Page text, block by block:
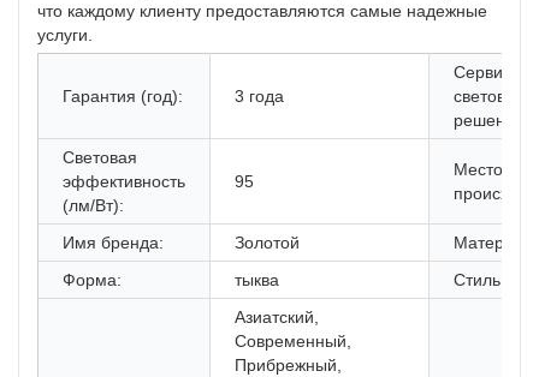
что каждому клиенту предоставляются самые надежные
услуги.
Гарантия (год): 3 года
Сервис
световых
решений:
Световая
эффективность
(лм/Вт):
95
Место
Имя бренда: Золотой
Материал:
Форма:
тыква Стиль:
Азиатский,
Современный,
Прибрежный,